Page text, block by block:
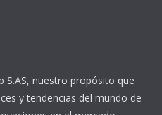
S.AS, nuestro propósito que
y tendencias del mundo de